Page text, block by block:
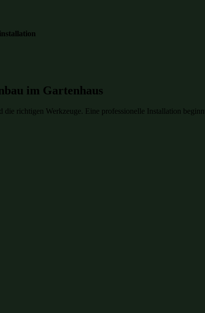
im Gartenhaus
die richtigen Werkzeuge. Eine professionelle Installation